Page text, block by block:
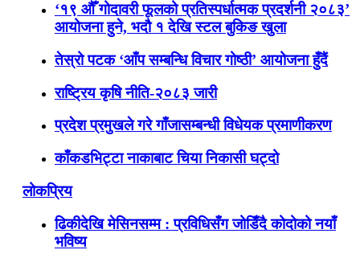
‘१९ औँ गोदावरी फूलको प्रतिस्पर्धात्मक प्रदर्शनी २०८३’
आयोजना हुने, भदौ १ देखि स्टल बुकिङ खुला
तेस्रो पटक ‘आँप सम्बन्धि विचार गोष्ठी’ आयोजना हुँदैं
राष्ट्रिय कृषि नीति-२०८३ जारी
प्रदेश प्रमुखले गरे गाँजासम्बन्धी विधेयक प्रमाणीकरण
काँकडभिट्टा नाकाबाट चिया निकासी घट्दो
लोकप्रिय
ढिकीदेखि मेसिनसम्म : प्रविधिसँग जोडिँदै कोदोको नयाँ
भविष्य